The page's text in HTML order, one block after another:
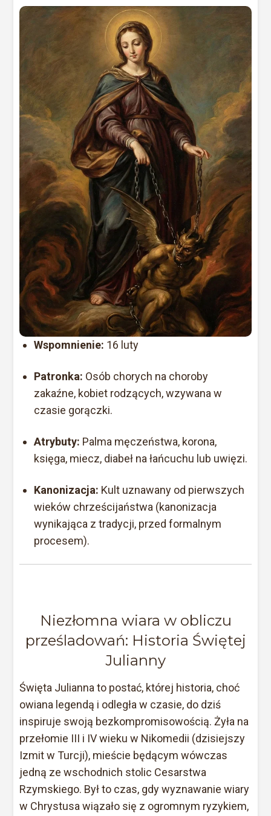
Wspomnienie: 16 luty
Patronka: Osób chorych na choroby
zakaźne, kobiet rodzących, wzywana w
czasie gorączki.
Atrybuty: Palma męczeństwa, korona,
księga, miecz, diabeł na łańcuchu lub uwięzi.
Kanonizacja: Kult uznawany od pierwszych
wieków chrześcijaństwa (kanonizacja
wynikająca z tradycji, przed formalnym
procesem).
Niezłomna wiara w obliczu
prześladowań: Historia Świętej
Julianny
Święta Julianna to postać, której historia, choć
owiana legendą i odległa w czasie, do dziś
inspiruje swoją bezkompromisowością. Żyła na
przełomie III i IV wieku w Nikomedii (dzisiejszy
Izmit w Turcji), mieście będącym wówczas
jedną ze wschodnich stolic Cesarstwa
Rzymskiego. Był to czas, gdy wyznawanie wiary
w Chrystusa wiązało się z ogromnym ryzykiem,